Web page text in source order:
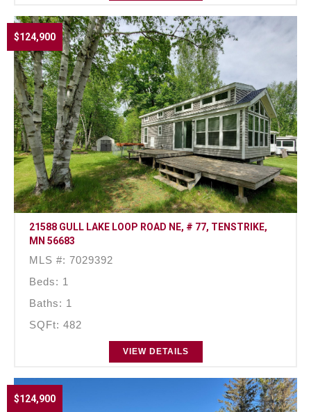
$124,900
21588 GULL LAKE LOOP ROAD NE, # 77, TENSTRIKE,
MN 56683
MLS #: 7029392
Beds: 1
Baths: 1
SQFt: 482
VIEW DETAILS
$124,900